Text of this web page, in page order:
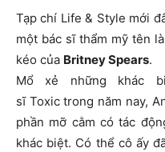
Tạp chí Life & Style mới
một bác sĩ thẩm mỹ tên
kéo của Britney Spears.
Mổ xẻ những khác
sĩ Toxic trong năm nay,
phần mỡ cằm có tác
khác biệt. Có thể cô ấy